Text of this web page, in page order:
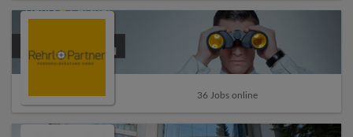
36 Jobs online